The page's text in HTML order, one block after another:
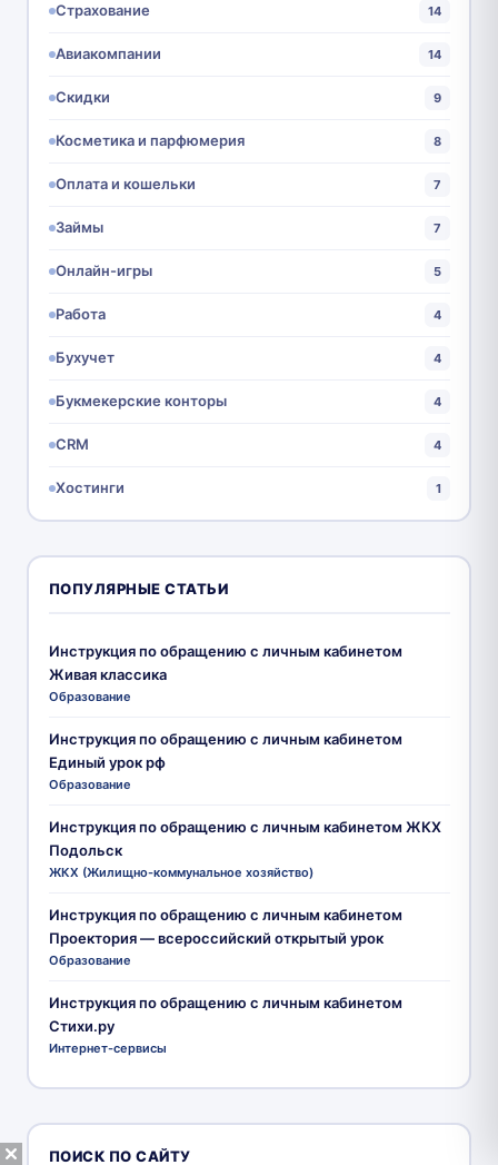
Страхование 14
Авиакомпании 14
Скидки 9
Косметика и парфюмерия 8
Оплата и кошельки 7
Займы 7
Онлайн-игры 5
Работа 4
Бухучет 4
Букмекерские конторы 4
CRM 4
Хостинги 1
ПОПУЛЯРНЫЕ СТАТЬИ
Инструкция по обращению с личным кабинетом
Живая классика
Образование
Инструкция по обращению с личным кабинетом
Единый урок рф
Образование
Инструкция по обращению с личным кабинетом ЖКХ
Подольск
ЖКХ (Жилищно-коммунальное хозяйство)
Инструкция по обращению с личным кабинетом
Проектория — всероссийский открытый урок
Образование
Инструкция по обращению с личным кабинетом
Стихи.ру
Интернет-сервисы
ПОИСК ПО САЙТУ